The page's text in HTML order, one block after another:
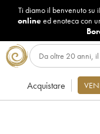
Ti diamo il benvenuto
onlineed enoteca con
Acquistare